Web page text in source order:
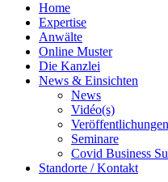
Home
Expertise
Anwälte
Online Muster
Die Kanzlei
News & Einsichten
News
Vidéo(s)
Veröffentlichungen
Seminare
Covid Business
Standorte / Kontakt